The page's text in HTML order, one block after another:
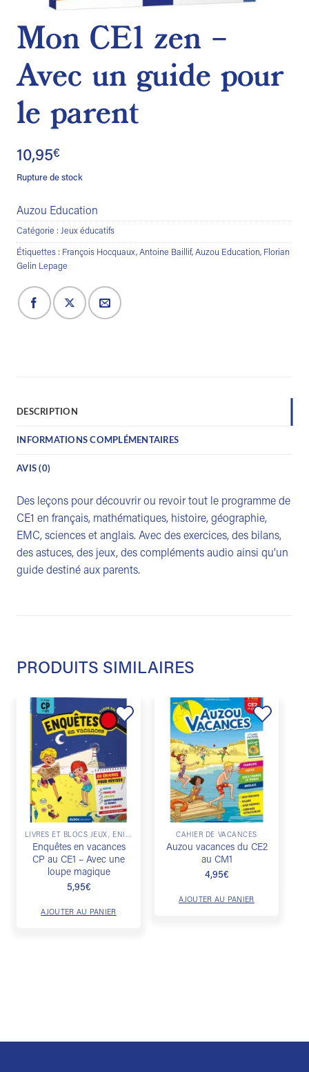
Mon CE1 zen –
Avec un guide pour
le parent
10,95€
Rupture de stock
Auzou Education
Catégorie : Jeux éducatifs
Étiquettes : François Hocquaux, Antoine Baillif, Auzou Education, Florian
Gelin Lepage
DESCRIPTION
INFORMATIONS COMPLÉMENTAIRES
AVIS (0)
Des leçons pour découvrir ou revoir tout le programme de
CE1 en français, mathématiques, histoire, géographie,
EMC, sciences et anglais. Avec des exercices, des bilans,
des astuces, des jeux, des compléments audio ainsi qu’un
guide destiné aux parents.
PRODUITS SIMILAIRES
Ajouter
LIVRES ET BLOCS JEUX, ÉNIGMES & ESCAPE GAME
Enquêtes en vacances
CP au CE1 – Avec une
loupe magique
5,95€
AJOUTER AU PANIER
Ajouter
à la
liste de
souhaits
CAHIER DE VACANCES
Auzou vacances du CE2
au CM1
4,95€
AJOUTER AU PANIER